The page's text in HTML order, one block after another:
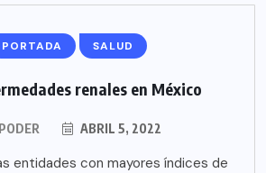
PORTADA SALUD
renales en México
ABRIL 5, 2022
entidades con mayores índices de